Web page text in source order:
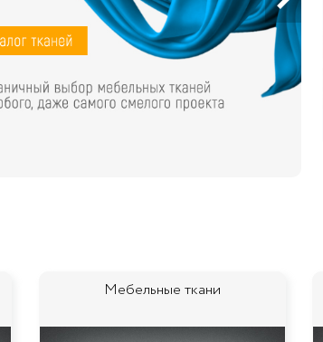
Мебельные ткани